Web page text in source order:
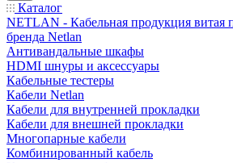
Каталог
NETLAN - Кабельная продукция витая
бренда Netlan
Антивандальные шкафы
HDMI шнуры и аксессуары
Кабельные тестеры
Кабели Netlan
Кабели для внутренней прокладки
Кабели для внешней прокладки
Многопарные кабели
Комбинированный кабель